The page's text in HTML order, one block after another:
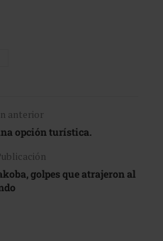
anterior
opción turística.
golpes que atrajeron al